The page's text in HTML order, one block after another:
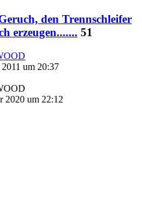
den Trennschleifer
erzeugen....... 51
um 20:37
2020 um 22:12